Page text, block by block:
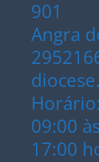
901
Angra
09:00
17:00